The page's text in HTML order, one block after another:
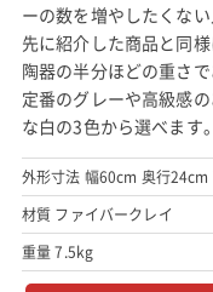
ーの数を増やしたくない
先に紹介した商品と同
陶器の半分ほどの重さ
定番のグレーや高級感
な白の3色から選べます。
外形寸法 幅60cm 奥行
材質 ファイバークレイ
重量 7.5kg